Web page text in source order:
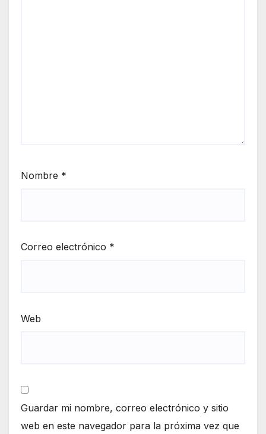
Nombre *
Correo electrónico *
Web
Guardar mi nombre, correo electrónico y sitio
web en este navegador para la próxima vez que